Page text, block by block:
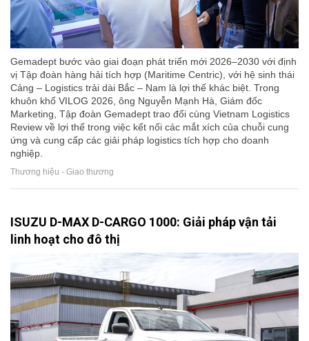
Gemadept bước vào giai đoạn phát triển mới 2026–2030 với định
vị Tập đoàn hàng hải tích hợp (Maritime Centric), với hệ sinh thái
Cảng – Logistics trải dài Bắc – Nam là lợi thế khác biệt. Trong
khuôn khổ VILOG 2026, ông Nguyễn Mạnh Hà, Giám đốc
Marketing, Tập đoàn Gemadept trao đổi cùng Vietnam Logistics
Review về lợi thế trong việc kết nối các mắt xích của chuỗi cung
ứng và cung cấp các giải pháp logistics tích hợp cho doanh
nghiệp.
Thương hiệu - Giao thương
ISUZU D-MAX D-CARGO 1000: Giải pháp vận tải
linh hoạt cho đô thị